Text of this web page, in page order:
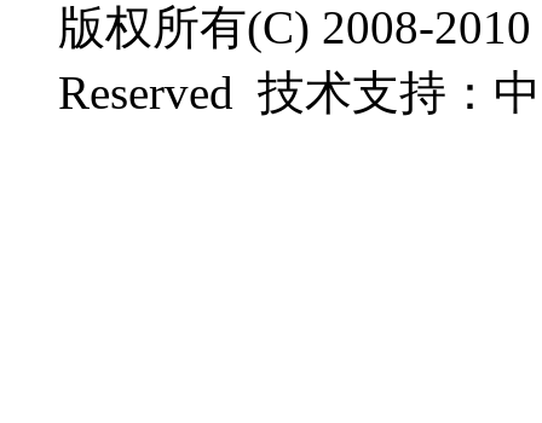
版权所有(C) 2008-2010
Reserved 技术支持：